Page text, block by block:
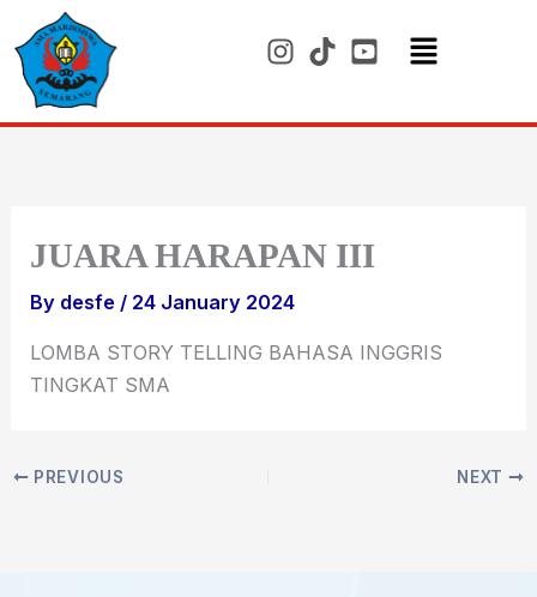
to
content
Menu
JUARA HARAPAN III
By desfe / 24 January 2024
LOMBA STORY TELLING BAHASA INGGRIS
TINGKAT SMA
PREVIOUS NEXT